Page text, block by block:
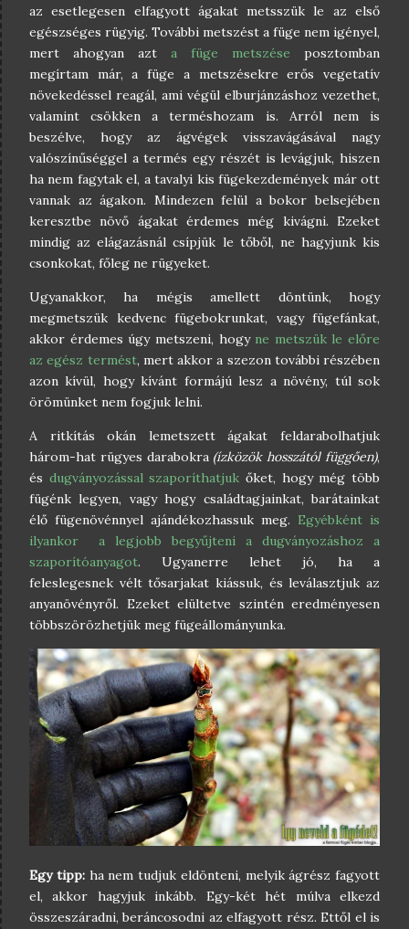
az esetlegesen elfagyott ágakat metsszük le az első
egészséges rügyig. További metszést a füge nem igényel,
mert ahogyan azt a füge metszése posztomban
megírtam már, a füge a metszésekre erős vegetatív
növekedéssel reagál, ami végül elburjánzáshoz vezethet,
valamint csökken a terméshozam is. Arról nem is
beszélve, hogy az ágvégek visszavágásával nagy
valószínűséggel a termés egy részét is levágjuk, hiszen
ha nem fagytak el, a tavalyi kis fügekezdemények már ott
vannak az ágakon. Mindezen felül a bokor belsejében
keresztbe növő ágakat érdemes még kivágni. Ezeket
mindig az elágazásnál csípjük le tőből, ne hagyjunk kis
csonkokat, főleg ne rügyeket.
Ugyanakkor, ha mégis amellett döntünk, hogy
megmetszük kedvenc fügebokrunkat, vagy fügefánkat,
akkor érdemes úgy metszeni, hogy ne metszük le előre
az egész termést, mert akkor a szezon további részében
azon kívül, hogy kívánt formájú lesz a növény, túl sok
örömünket nem fogjuk lelni.
A ritkítás okán lemetszett ágakat feldarabolhatjuk
három-hat rügyes darabokra (ízközök hosszától függően),
és dugványozással szaporíthatjuk őket, hogy még több
fügénk legyen, vagy hogy családtagjainkat, barátainkat
élő fügenövénnyel ajándékozhassuk meg. Egyébként is
ilyankor a legjobb begyűjteni a dugványozáshoz a
szaporítóanyagot. Ugyanerre lehet jó, ha a
feleslegesnek vélt tősarjakat kiássuk, és leválasztjuk az
anyanövényről. Ezeket elültetve szintén eredményesen
többszörözhetjük meg fügeállományunka.
Egy tipp:ha nem tudjuk eldönteni, melyik ágrész fagyott
el, akkor hagyjuk inkább. Egy-két hét múlva elkezd
összeszáradni, beráncosodni az elfagyott rész. Ettől el is